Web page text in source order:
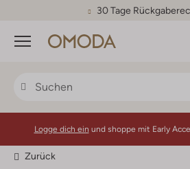
30 Tage
Menü
Logge dich ein und shoppe mit Early
Zurück